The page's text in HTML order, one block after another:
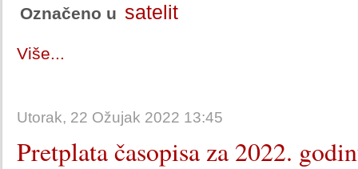
Označeno u satelit
Više...
Utorak, 22 Ožujak 2022 13:45
Pretplata časopisa za 2022.